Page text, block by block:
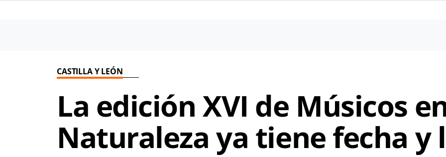
CASTILLA Y LEÓN
La edición XVI de Músicos
Naturaleza ya tiene fecha y